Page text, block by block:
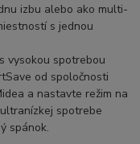
izbu alebo ako multi-
s jednou
vysokou spotrebou
od spoločnosti
a nastavte režim na
spotrebe
spánok.